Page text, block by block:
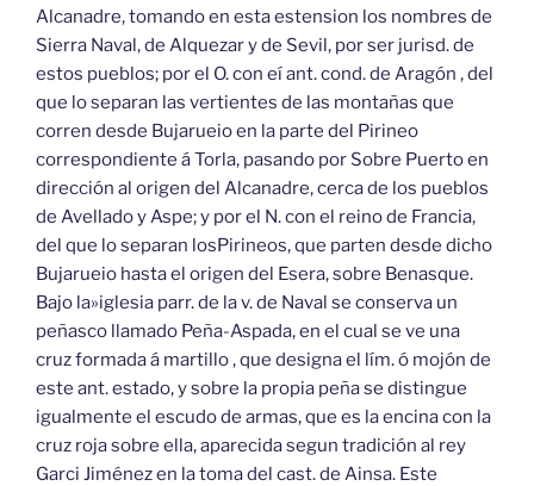
Alcanadre, tomando en esta estension los nombres de
Sierra Naval, de Alquezar y de Sevil, por ser jurisd. de
estos pueblos; por el O. con eí ant. cond. de Aragón , del
que lo separan las vertientes de las montañas que
corren desde Bujarueio en la parte del Pirineo
correspondiente á Torla, pasando por Sobre Puerto en
dirección al origen del Alcanadre, cerca de los pueblos
de Avellado y Aspe; y por el N. con el reino de Francia,
del que lo separan losPirineos, que parten desde dicho
Bujarueio hasta el origen del Esera, sobre Benasque.
Bajo la»iglesia parr. de la v. de Naval se conserva un
peñasco llamado Peña-Aspada, en el cual se ve una
cruz formada á martillo , que designa el lím. ó mojón de
este ant. estado, y sobre la propia peña se distingue
igualmente el escudo de armas, que es la encina con la
cruz roja sobre ella, aparecida segun tradición al rey
Garci Jiménez en la toma del cast. de Ainsa. Este